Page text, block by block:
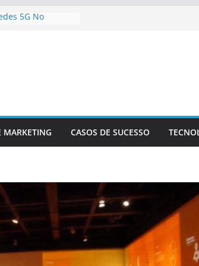
5G No
Futuras
De Dados
MARKETING CASOS DE SUCESSO